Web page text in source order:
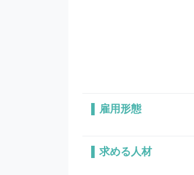
雇用形態
求める人材